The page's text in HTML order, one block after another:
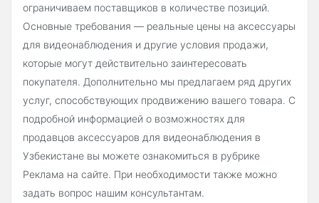
ограничиваем поставщиков в количестве позиций.
Основные требования — реальные цены на аксессуары
для видеонаблюдения и другие условия продажи,
которые могут действительно заинтересовать
покупателя. Дополнительно мы предлагаем ряд других
услуг, способствующих продвижению вашего товара. С
подробной информацией о возможностях для
продавцов аксессуаров для видеонаблюдения в
Узбекистане вы можете ознакомиться в рубрике
Реклама на сайте. При необходимости также можно
задать вопрос нашим консультантам.